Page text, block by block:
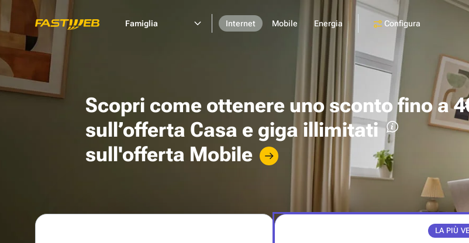
Famiglia Internet Mobile Energia Configura
Scopri come ottenere unosconto fino a
sull’offerta Casa e giga illimitati
sull'offerta Mobile
LA PIÙ